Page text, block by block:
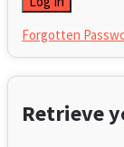
Forgotten
Retrieve